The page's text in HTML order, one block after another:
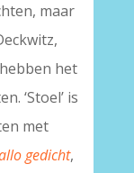
maar
het
‘Stoel’ is
met
gedicht,